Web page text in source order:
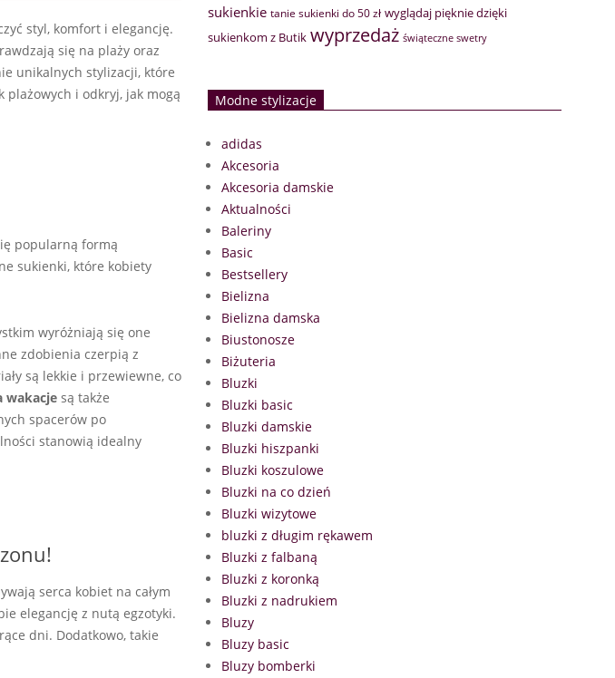
styl, komfort i elegancję.
się na plaży oraz
unikalnych stylizacji, które
i odkryj, jak mogą
popularną formą
sukienki, które kobiety
wyróżniają się one
zdobienia czerpią z
są lekkie i przewiewne, co
wakacje są także
spacerów po
stanowią idealny
serca kobiet na całym
elegancję z nutą egzotyki.
dni. Dodatkowo, takie
sukienkie tanie sukienki do 50 zł wyglądaj pięknie dzięki
sukienkom z Butik wyprzedaż świąteczne swetry
Modne stylizacje
adidas
Akcesoria
Akcesoria damskie
Aktualności
Baleriny
Basic
Bestsellery
Bielizna
Bielizna damska
Biustonosze
Biżuteria
Bluzki
Bluzki basic
Bluzki damskie
Bluzki hiszpanki
Bluzki koszulowe
Bluzki na co dzień
Bluzki wizytowe
bluzki z długim rękawem
Bluzki z falbaną
Bluzki z koronką
Bluzki z nadrukiem
Bluzy
Bluzy basic
Bluzy bomberki